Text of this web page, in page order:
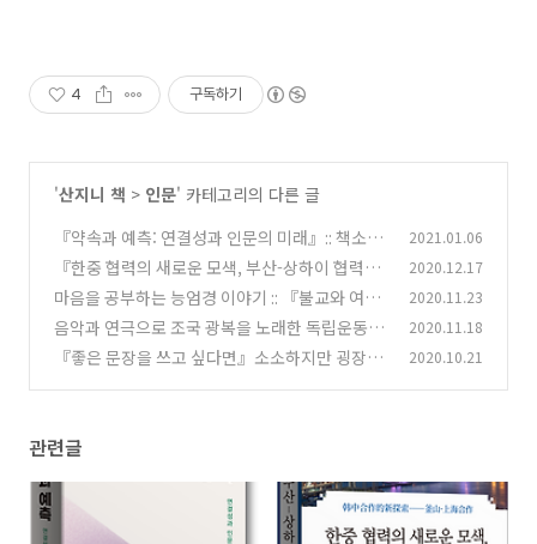
4 구독하기
'산지니 책 > 인문' 카테고리의 다른 글
『약속과 예측: 연결성과 인문의 미래』:: 책소개
(0)
2021.01.06
『한중 협력의 새로운 모색, 부산-상하이 협력』
(책소개)
(0)
2020.12.17
마음을 공부하는 능엄경 이야기 :: 『불교와 여래
장』(책소개)
(0)
2020.11.23
음악과 연극으로 조국 광복을 노래한 독립운동가
―『한형석 평전』(책소개)
(0)
2020.11.18
『좋은 문장을 쓰고 싶다면』소소하지만 굉장한
2020.10.21
관련글